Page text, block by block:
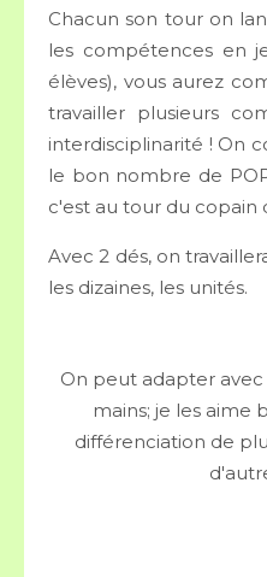
Chacun son tour on
les compétences en
élèves), vous aurez
travailler plusieurs
interdisciplinarité ! On
le bon nombre de
c'est au tour du copain
Avec 2 dés, on
les dizaines, les unités.
On peut adapter
mains; je les aime
différenciation de